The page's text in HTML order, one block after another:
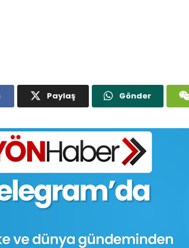
Paylaş Gönder